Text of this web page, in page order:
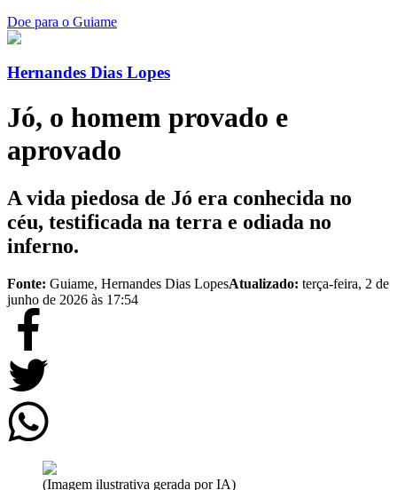
Doe para o Guiame
Hernandes Dias Lopes
Jó, o homem provado e
aprovado
A vida piedosa de Jó era conhecida no
céu, testificada na terra e odiada no
inferno.
Fonte: Guiame, Hernandes Dias LopesAtualizado: terça-feira, 2 de
junho de 2026 às 17:54
(Imagem ilustrativa gerada por IA)